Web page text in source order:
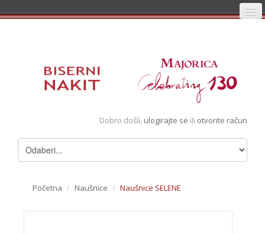
Registracija
Pregledani artikli
Dobro došli, ulogirajte se ili otvorite račun
Početna / Naušnice / Naušnice SELENE